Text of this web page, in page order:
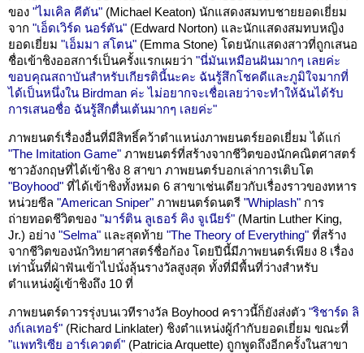
ของ "ไมเคิล คีตัน" (Michael Keaton) นักแสดงสมทบชายยอดเยี่ยม
จาก "เอ็ดเวิร์ด นอร์ตัน" (Edward Norton) และนักแสดงสมทบหญิง
ยอดเยี่ยม "เอ็มมา สโตน" (Emma Stone) โดยนักแสดงสาวที่ถูกเสนอ
ชื่อเข้าชิงออสการ์เป็นครั้งแรกเผยว่า "นี่มันเหมือนฝันมากๆ เลยค่ะ
ขอบคุณสถาบันสำหรับเกียรตินี้นะคะ ฉันรู้สึกโชคดีและภูมิใจมากที่
ได้เป็นหนึ่งใน Birdman ค่ะ ไม่อยากจะเชื่อเลยว่าจะทำให้ฉันได้รับ
การเสนอชื่อ ฉันรู้สึกตื่นเต้นมากๆ เลยค่ะ"
ภาพยนตร์เรื่องอื่นที่มีสิทธิ์คว้าตำแหน่งภาพยนตร์ยอดเยี่ยม ได้แก่
"The Imitation Game" ภาพยนตร์ที่สร้างจากชีวิตของนักคณิตศาสตร์
ชาวอังกฤษที่ได้เข้าชิง 8 สาขา ภาพยนตร์บอกเล่าการเติบโต
"Boyhood" ที่ได้เข้าชิงทั้งหมด 6 สาขาเช่นเดียวกับเรื่องราวของทหาร
หน่วยซีล "American Sniper" ภาพยนตร์ดนตรี "Whiplash" การ
ถ่ายทอดชีวิตของ "มาร์ติน ลูเธอร์ คิง จูเนียร์" (Martin Luther King,
Jr.) อย่าง "Selma" และสุดท้าย "The Theory of Everything" ที่สร้าง
จากชีวิตของนักวิทยาศาสตร์ชื่อก้อง โดยปีนี้มีภาพยนตร์เพียง 8 เรื่อง
เท่านั้นที่ฝ่าฟันเข้าไปนั่งลุ้นรางวัลสูงสุด ทั้งที่มีพื้นที่ว่างสำหรับ
ตำแหน่งผู้เข้าชิงถึง 10 ที่
ภาพยนตร์ดาวรรุ่งบนเวทีรางวัล Boyhood คราวนี้ก็ยังส่งตัว "ริชาร์ด ลิ
งก์เลเทอร์" (Richard Linklater) ชิงตำแหน่งผู้กำกับยอดเยี่ยม ขณะที่
"แพทริเซีย อาร์เควตต์" (Patricia Arquette) ถูกพูดถึงอีกครั้งในสาขา